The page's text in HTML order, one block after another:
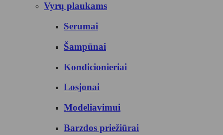
Vyrų plaukams
Serumai
Šampūnai
Kondicionieriai
Losjonai
Modeliavimui
Barzdos priežiūrai